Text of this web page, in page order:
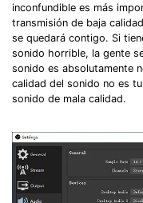
inconfundible es más
transmisión de baja
se quedará contigo.󠀲󠀧󠀨󠀦󠀤󠀧󠀢󠀢󠀳󠀰 Si
sonido horrible, la gente
sonido es absolutamente
calidad del sonido no es
sonido de mala calidad.󠀲󠀧󠀨󠀦󠀤󠀧󠀢󠀥󠀳